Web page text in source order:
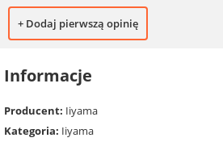
+ Dodaj pierwszą opinię
Informacje
Producent: Iiyama
Kategoria: Iiyama